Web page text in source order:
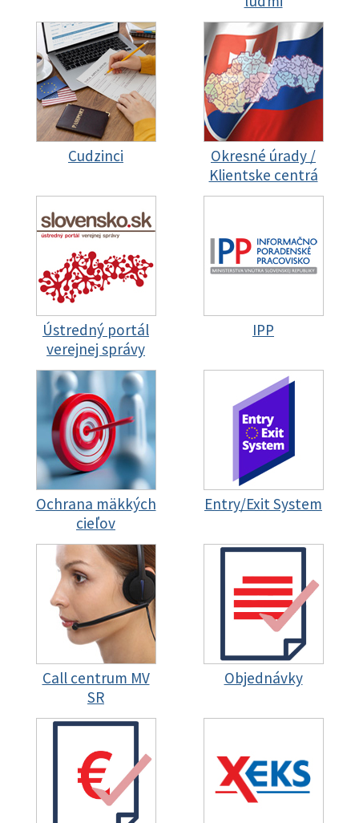
Cudzinci
Okresné úrady /
Klientske centrá
Ústredný portál
verejnej správy
IPP
Ochrana mäkkých
cieľov
Entry/Exit System
Call centrum MV
SR
Objednávky